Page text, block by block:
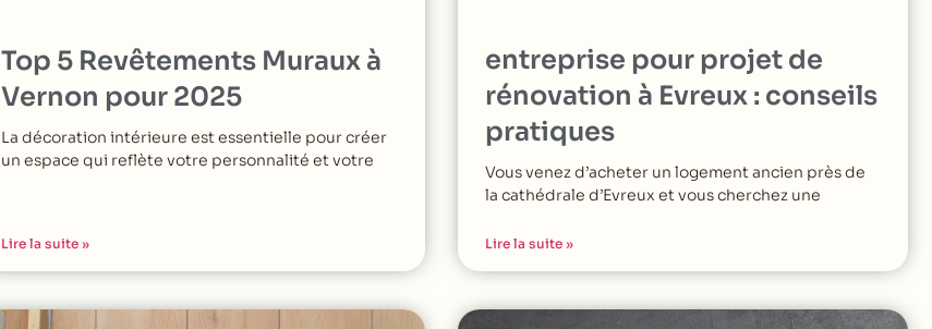
Top 5 Revêtements Muraux à
Vernon pour 2025
La décoration intérieure est essentielle pour créer
un espace qui reflète votre personnalité et votre
Lire la suite »
entreprise pour projet de
rénovation à Evreux : conseils
pratiques
Vous venez d’acheter un logement ancien près de
la cathédrale d’Evreux et vous cherchez une
Lire la suite »